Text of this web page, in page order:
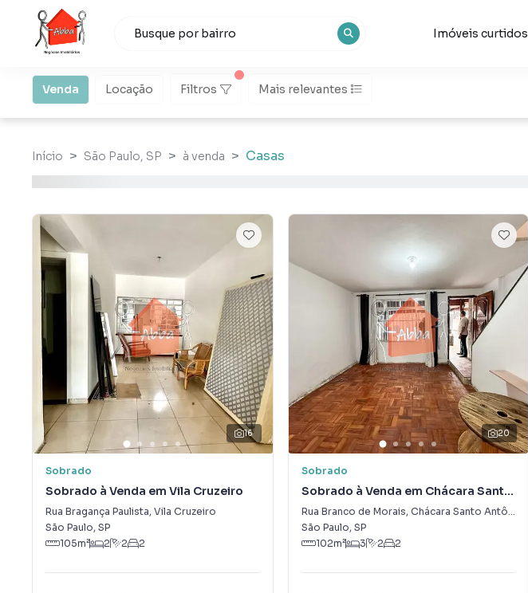
Imóveis curtidos
Venda Locação Filtros Mais relevantes
Início São Paulo, SP à venda Casas
16
Sobrado
Sobrado à Venda em Vila Cruzeiro
Rua Bragança Paulista, Vila Cruzeiro
São Paulo, SP
105m² 2 2 2
20
Sobrado
Sobrado à Venda em Chácara Santo
Antônio (Zona Sul)
Rua Branco de Morais, Chácara Santo Antônio (Zona Sul)
São Paulo, SP
102m² 3 2 2